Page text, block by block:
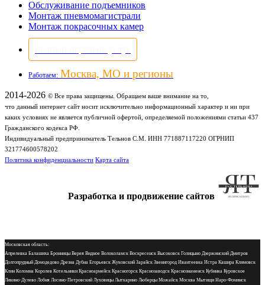
Обслуживание подъемников
Монтаж пневмомагистрали
Монтаж покрасочных камер
Работаем: Москва, МО и регионы
2014-2026 © Все права защищены. Обращаем ваше внимание на то,
что данный интернет сайт носит исключительно информационный характер и ни при
каких условиях не является публичной офертой, определяемой положениями статьи 437
Гражданского кодекса РФ.
Индивидуальный предприниматель Тельнов С.М. ИНН 771887117220 ОГРНИП
321774600578202
Политика конфиденциальности Карта сайта
Разработка и продвижение сайтов
Московская область:
Апрелевка Балашиха Бронницы Верея Видное Волоколамск Воскресенск Высоковск Голицыно Дзержинский Дмитров
Долгопрудный Домодедово Дрезна Дубна Егорьевск Жуковский Зарайск Звенигород Ивантеевка Истра Кашира Климовск
Клин Коломна Королев Котельники Красноармейск Красногорск Краснозаводск Краснознаменск Кубинка Куровское
Ликино-Дулево Лобня Лосино-Петровский Луховицы Лыткарино Люберцы Можайск Москва Мытищи Наро-Фоминск